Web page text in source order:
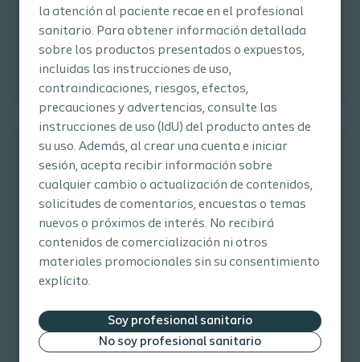
la atención al paciente recae en el profesional
sanitario. Para obtener información detallada
sobre los productos presentados o expuestos,
incluidas las instrucciones de uso,
contraindicaciones, riesgos, efectos,
precauciones y advertencias, consulte las
instrucciones de uso (IdU) del producto antes de
su uso. Además, al crear una cuenta e iniciar
sesión, acepta recibir información sobre
cualquier cambio o actualización de contenidos,
solicitudes de comentarios, encuestas o temas
nuevos o próximos de interés. No recibirá
contenidos de comercialización ni otros
materiales promocionales sin su consentimiento
explícito.
Soy profesional sanitario
No soy profesional sanitario
Artículo
La función del espacio muerto en la cicatrización
de la herida
Aprenda sobre la importancia del espacio en la